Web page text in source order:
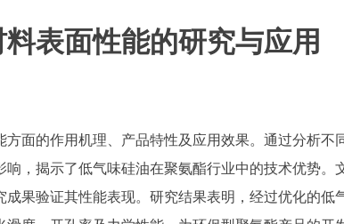
表面性能的研究与应用
面的作用机理、产品特性及应用效果。通过分析不
，揭示了低气味硅油在聚氨酯行业中的技术优势。
果验证其性能表现。研究结果表明，经过优化的低